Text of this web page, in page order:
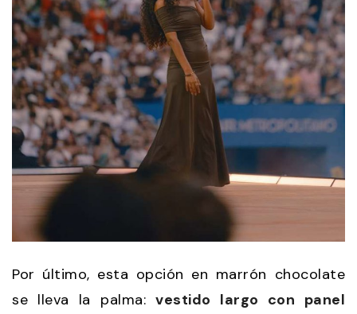
Por último, esta opción en marrón chocolate
se lleva la palma:vestido largo con panel